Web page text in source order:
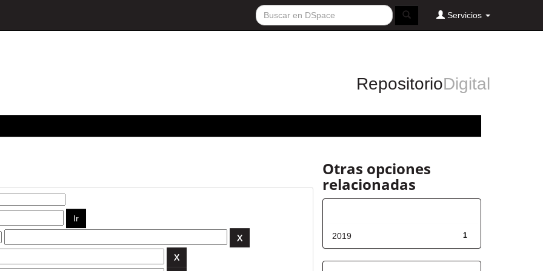
Servicios
RepositorioDigital
Otras opciones
relacionadas
1
2019